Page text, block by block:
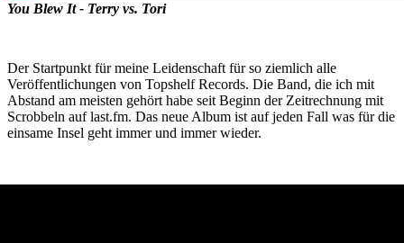
You Blew It - Terry vs. Tori
Der Startpunkt für meine Leidenschaft für so ziemlich alle
Veröffentlichungen von Topshelf Records. Die Band, die ich mit
Abstand am meisten gehört habe seit Beginn der Zeitrechnung mit
Scrobbeln auf last.fm. Das neue Album ist auf jeden Fall was für die
einsame Insel geht immer und immer wieder.